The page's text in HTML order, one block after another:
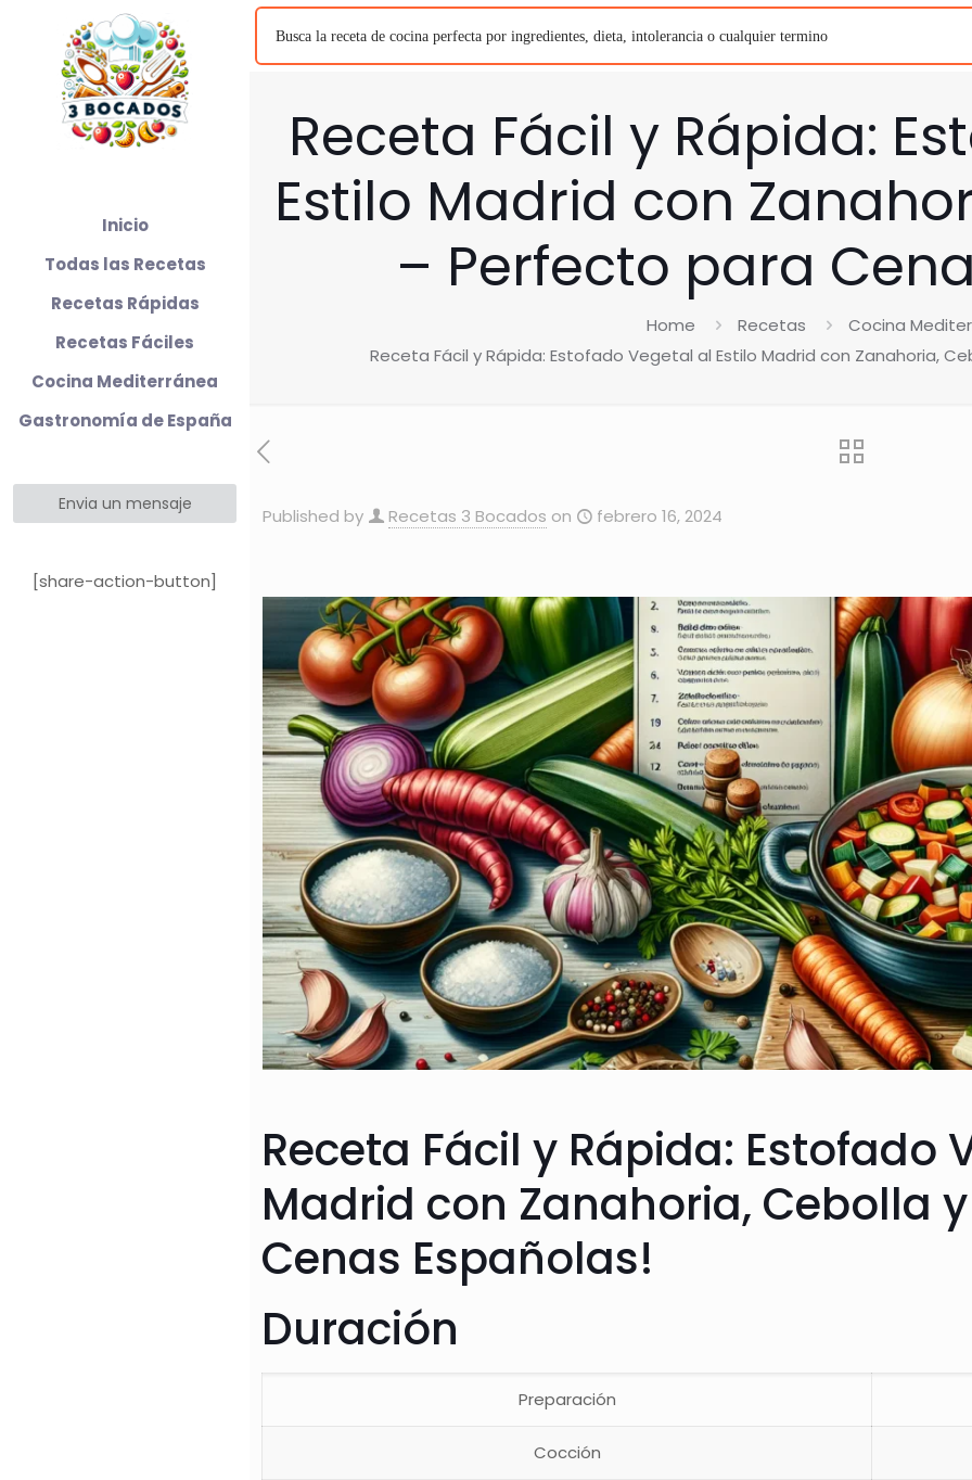
Receta Fácil y Rápida:
Estilo Madrid con
– Perfecto para
Home Recetas
Cocina
Receta Fácil y Rápida: Estofado Vegetal al Estilo Madrid con Zanahoria,
Published by Recetas 3 Bocados on febrero 16, 2024
Receta Fácil y Rápida: Estofado
Madrid con Zanahoria, Cebolla
Cenas Españolas!
Duración
Preparación
Cocción
Inicio
Todas las Recetas
Recetas Rápidas
Recetas Fáciles
Cocina Mediterránea
Gastronomía de España
Envia un mensaje
[share-action-button]